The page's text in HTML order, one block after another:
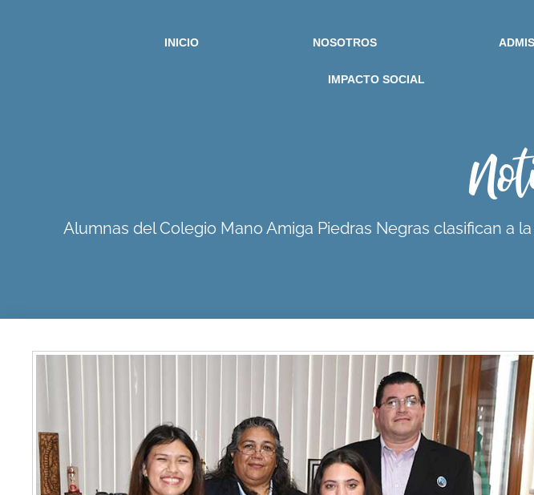
INICIO NOSOTROS
IMPACTO SOCIAL
Alumnas del Colegio Mano Amiga Piedras Negras clasifican a